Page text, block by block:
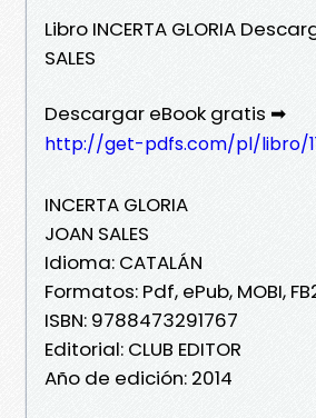
Libro INCERTA GLORIA
SALES
Descargar eBook gratis ➡
http://get-pdfs.com/pl/libro/
INCERTA GLORIA
JOAN SALES
Idioma: CATALÁN
Formatos: Pdf, ePub, MOBI,
ISBN: 9788473291767
Editorial: CLUB EDITOR
Año de edición: 2014